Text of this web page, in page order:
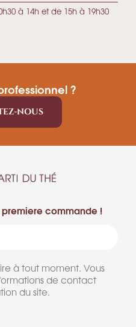
à 14h et de 15h à 19h30
?
NOUS
premiere commande !
à tout moment. Vous
de contact
du site.